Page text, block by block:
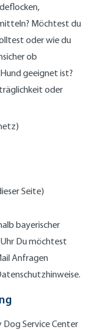
Möchtest du
oder wie du
ob
geeignet ist?
oder
Seite)
bayerischer
Du möchtest
Anfragen
Dog Service Center